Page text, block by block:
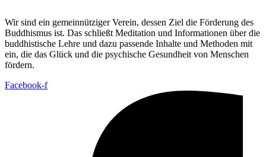
Wir sind ein gemeinnütziger Verein, dessen Ziel die Förderung des
Buddhismus ist. Das schließt Meditation und Informationen über die
buddhistische Lehre und dazu passende Inhalte und Methoden mit
ein, die das Glück und die psychische Gesundheit von Menschen
fördern.
Facebook-f